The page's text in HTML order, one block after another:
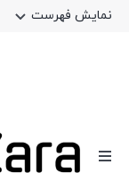
نمایش فهرست